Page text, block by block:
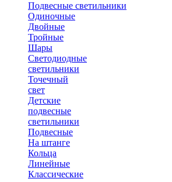
Подвесные светильники
Одиночные
Двойные
Тройные
Шары
Светодиодные
светильники
Точечный
свет
Детские
подвесные
светильники
Подвесные
На штанге
Кольца
Линейные
Классические